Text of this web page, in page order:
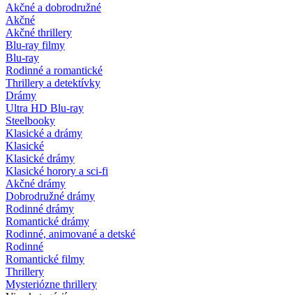
Akčné a dobrodružné
Akčné
Akčné thrillery
Blu-ray filmy
Blu-ray
Rodinné a romantické
Thrillery a detektívky
Drámy
Ultra HD Blu-ray
Steelbooky
Klasické a drámy
Klasické
Klasické drámy
Klasické horory a sci-fi
Akčné drámy
Dobrodružné drámy
Rodinné drámy
Romantické drámy
Rodinné, animované a detské
Rodinné
Romantické filmy
Thrillery
Mysteriózne thrillery